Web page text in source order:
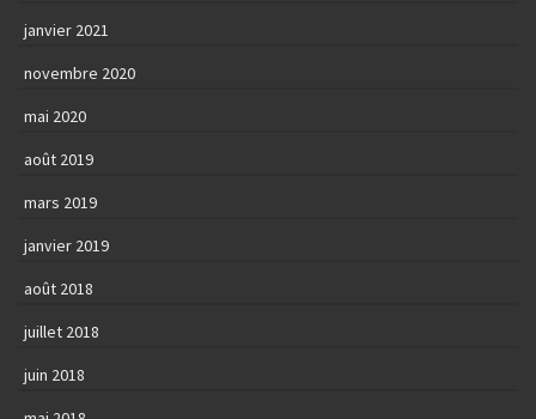
janvier 2021
novembre 2020
mai 2020
août 2019
mars 2019
janvier 2019
août 2018
juillet 2018
juin 2018